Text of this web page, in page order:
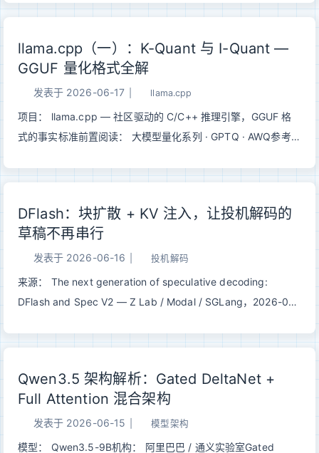
安全交换格式，GGUF 是部署侧的自包含分发包——前者管”存
习模型本质上就是一堆张量加上描述它们怎么组装的元数据。
但”怎么存这堆张量”这件事，训练和部署有完全不同的需求：
123456训练侧： 部署侧：├─ 需要原始精度
（F32/BF16/F16） ├─ 需要量化（Q4_K_M / Q6_K / IQ2_S）
├─ 多文件分片 → 多卡并行加载 ├─ 单文件 → 拷一个文件就能
何外部文件├─ 安全反序列化 → 替代 pickle ├─ mmap 零拷贝
llama.cpp（一）：K-Quant 与 I-Quant —
GGUF 量化格式全解
发表于 2026-06-17 llama.cpp
项目： llama.cpp — 社区驱动的 C/C++ 推理引擎，GGUF 格
式的事实标准前置阅读： 大模型量化系列 · GPTQ · AWQ参考：
署的格式族——Legacy 块量化打底，K-Quant 用 super-block
分层混合精度把 4 bit 做稳，I-Quant 再靠 Importance Matrix
和非线性映射把 2–3 bit 从「不可用」拉到「能跑」。 一、为什
么需要单独讲 llama.cpp 量化大模型量化系列里我们聊过
LLM.int8()、GPTQ、AWQ——它们的目标大多是 W8A8 或
llama.cpp 走的是另一条路： 123目标：在 CPU / Apple
DFlash：块扩散 + KV 注入，让投机解码的
草稿不再串行
发表于 2026-06-16 投机解码
来源： The next generation of speculative decoding:
DFlash and Spec V2 — Z Lab / Modal / SGLang，2026-06-
· MTP 一句话总结： EAGLE / MTP 把草稿模型砍到只剩一两
层，但草稿本身仍然是逐 token 自回归的，对 GPU 不友好。
DFlash 用「块扩散」一次并行吐出整块草稿、用「KV 注入」把
target 的上下文特征直接灌进草稿模型的 KV cache，同时压低
Qwen3.5 架构解析：Gated DeltaNet +
Full Attention 混合架构
发表于 2026-06-15 模型架构
模型： Qwen3.5-9B机构： 阿里巴巴 / 通义实验室Gated